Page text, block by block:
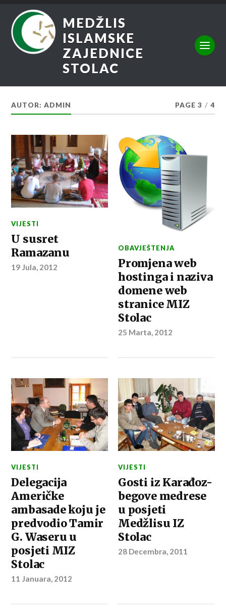
MEDŽLIS
ISLAMSKE
ZAJEDNICE
STOLAC
AUTOR:ADMIN PAGE 3 / 4
VIJESTI
U susret
Ramazanu
19 Jula, 2012
OBAVJEŠTENJA
Promjena web
hostinga i naziva
domene web
stranice MIZ
Stolac
25 Marta, 2012
VIJESTI
Delegacija
Američke
ambasade koju je
predvodio Tamir
G. Waseru u
posjeti MIZ
Stolac
11 Januara, 2012
VIJESTI
Gosti iz Karađoz-
begove medrese
u posjeti
Medžlisu IZ
Stolac
28 Decembra, 2011